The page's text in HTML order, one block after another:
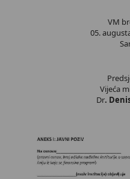
VM
05.
Vijeća
Dr.